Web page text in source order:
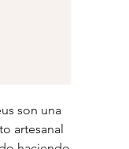
son una
artesanal